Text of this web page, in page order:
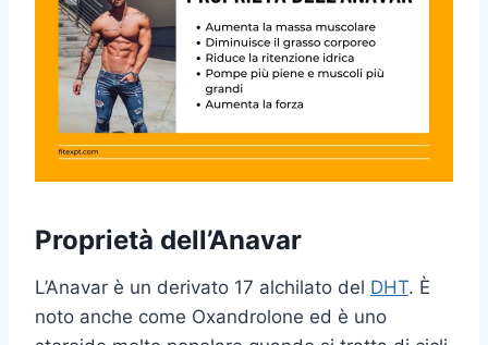
Proprietà dell’Anavar
L’Anavar è un derivato 17 alchilato del DHT. È
noto anche come Oxandrolone ed è uno